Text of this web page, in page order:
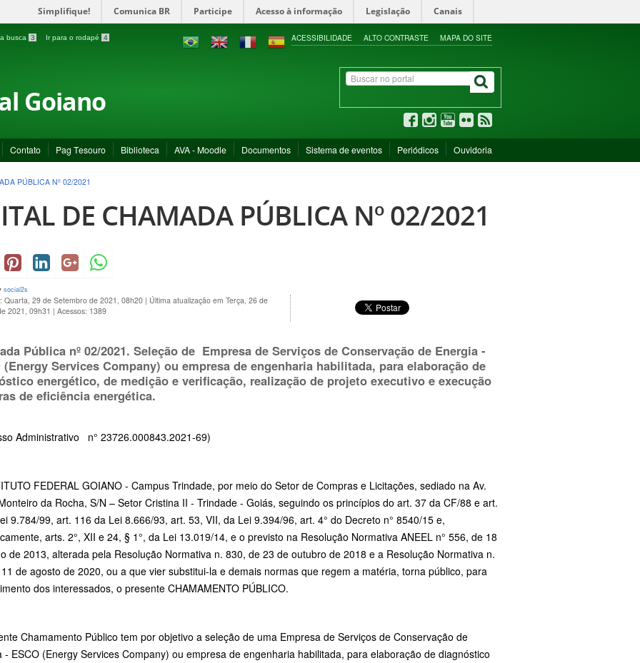
Simplifique! Comunica BR Participe Acesso à informação Legislação Canais
busca 3 Ir para o rodapé 4 ACESSIBILIDADE ALTO CONTRASTE MAPA DO SITE
Goiano
Contato Pag Tesouro Biblioteca AVA - Moodle Documentos Sistema de eventos Periódicos Ouvidoria
PÚBLICA Nº 02/2021
DE CHAMADA PÚBLICA Nº 02/2021
social2s
Quarta, 29 de Setembro de 2021, 08h20 | Última atualização em Terça, 26 de
2021, 09h31 | Acessos: 1389
Pública nº 02/2021. Seleção de Empresa de Serviços de Conservação de Energia -
(Energy Services Company) ou empresa de engenharia habilitada, para elaboração de
energético, de medição e verificação, realização de projeto executivo e execução
de eficiência energética.
Administrativo n° 23726.000843.2021-69)
FEDERAL GOIANO - Campus Trindade, por meio do Setor de Compras e Licitações, sediado na Av.
da Rocha, S/N – Setor Cristina II - Trindade - Goiás, seguindo os princípios do art. 37 da CF/88 e art.
9.784/99, art. 116 da Lei 8.666/93, art. 53, VII, da Lei 9.394/96, art. 4° do Decreto n° 8540/15 e,
arts. 2°, XII e 24, § 1°, da Lei 13.019/14, e o previsto na Resolução Normativa ANEEL n° 556, de 18
de 2013, alterada pela Resolução Normativa n. 830, de 23 de outubro de 2018 e a Resolução Normativa n.
de agosto de 2020, ou a que vier substitui-la e demais normas que regem a matéria, torna público, para
dos interessados, o presente CHAMAMENTO PÚBLICO.
Chamamento Público tem por objetivo a seleção de uma Empresa de Serviços de Conservação de
- ESCO (Energy Services Company) ou empresa de engenharia habilitada, para elaboração de diagnóstico